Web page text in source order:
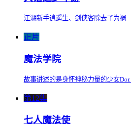
江湖新手逍遥生、剑侠客除去了为祸...
正片
魔法学院
故事讲述的是身怀神秘力量的少女Dor...
第12集
七人魔法使